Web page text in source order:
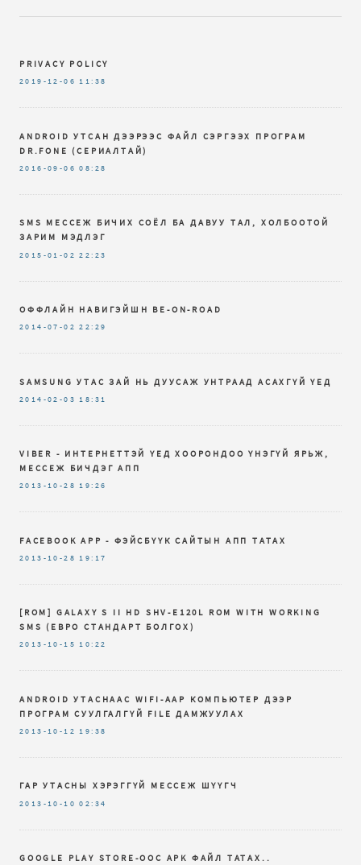
PRIVACY POLICY
2019-12-06 11:38
ANDROID УТСАН ДЭЭРЭЭС ФАЙЛ СЭРГЭЭХ ПРОГРАМ
DR.FОNЕ (СЕРИАЛТАЙ)
2016-09-06 08:28
SMS МЕССЕЖ БИЧИХ СОЁЛ БА ДАВУУ ТАЛ, ХОЛБООТОЙ
ЗАРИМ МЭДЛЭГ
2015-01-02 22:23
ОФФЛАЙН НАВИГЭЙШН BE-ON-ROAD
2014-07-02 22:29
SAMSUNG УТАС ЗАЙ НЬ ДУУСАЖ УНТРААД АСАХГҮЙ ҮЕД
2014-02-03 18:31
VIBER - ИНТЕРНЕТТЭЙ ҮЕД ХООРОНДОО ҮНЭГҮЙ ЯРЬЖ,
МЕССЕЖ БИЧДЭГ АПП
2013-10-28 19:26
FACEBOOK APP - ФЭЙСБҮҮК САЙТЫН АПП ТАТАХ
2013-10-28 19:17
[ROM] GALAXY S II HD SHV-E120L ROM WITH WORKING
SMS (ЕВРО СТАНДАРТ БОЛГОХ)
2013-10-15 10:22
ANDROID УТАСНААС WIFI-ААР КОМПЬЮТЕР ДЭЭР
ПРОГРАМ СУУЛГАЛГҮЙ FILE ДАМЖУУЛАХ
2013-10-12 19:38
ГАР УТАСНЫ ХЭРЭГГҮЙ МЕССЕЖ ШҮҮГЧ
2013-10-10 02:34
GOOGLE PLAY STORE-ООС APK ФАЙЛ ТАТАХ..